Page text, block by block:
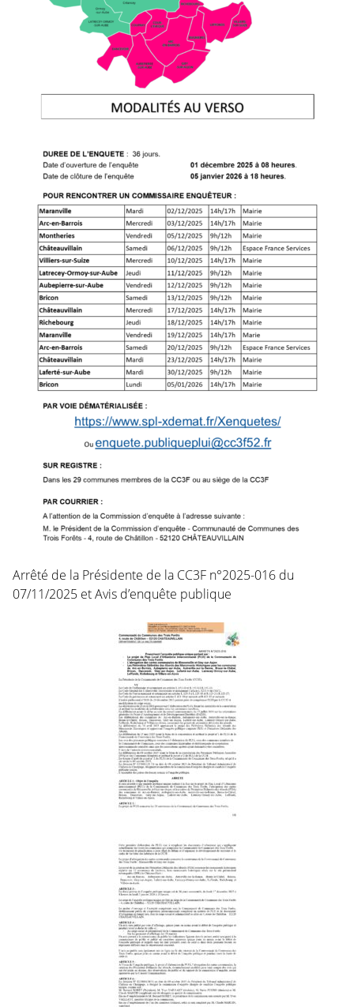
Arrêté de la Présidente de la CC3F n°2025-016 du
07/11/2025 et Avis d’enquête publique